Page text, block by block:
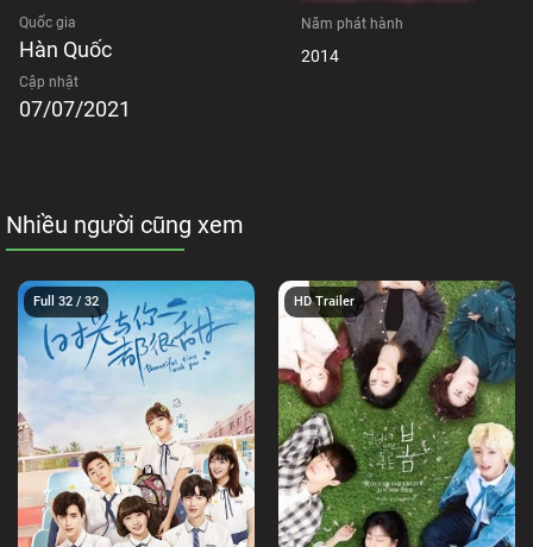
Quốc gia
Hàn Quốc
Cập nhật
07/07/2021
Năm phát hành
2014
Nhiều người cũng xem
Full 32 / 32 HD Trailer